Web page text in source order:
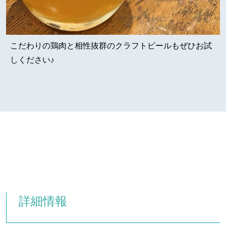
こだわりの鶏肉と相性抜群のクラフトビールもぜひお試
しください♪
詳細情報